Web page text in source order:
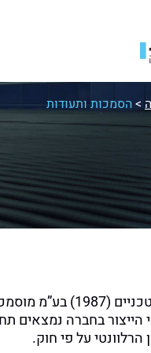
>הסמכות ותעודות
על פי תקן
הייצור בחברה
על פי חוק.